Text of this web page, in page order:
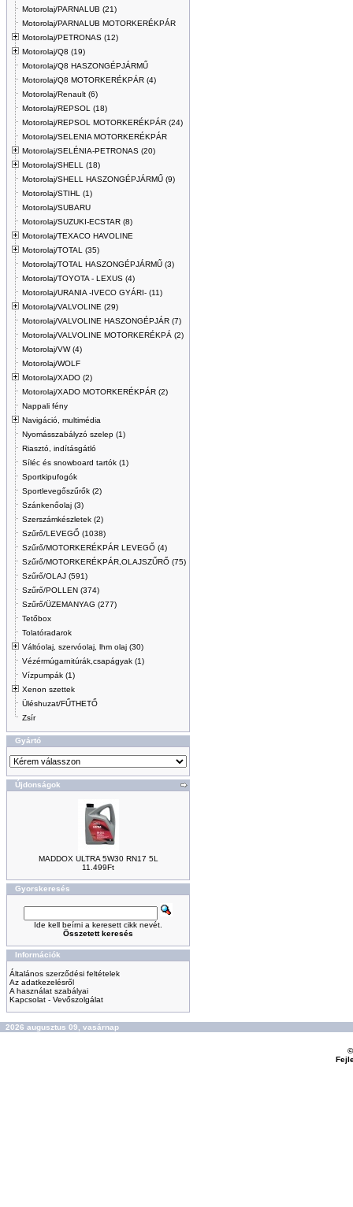
Motorolaj/PARNALUB (21)
Motorolaj/PARNALUB MOTORKERÉKPÁR
Motorolaj/PETRONAS (12)
Motorolaj/Q8 (19)
Motorolaj/Q8 HASZONGÉPJÁRMŰ
Motorolaj/Q8 MOTORKERÉKPÁR (4)
Motorolaj/Renault (6)
Motorolaj/REPSOL (18)
Motorolaj/REPSOL MOTORKERÉKPÁR (24)
Motorolaj/SELENIA MOTORKERÉKPÁR
Motorolaj/SELÉNIA-PETRONAS (20)
Motorolaj/SHELL (18)
Motorolaj/SHELL HASZONGÉPJÁRMŰ (9)
Motorolaj/STIHL (1)
Motorolaj/SUBARU
Motorolaj/SUZUKI-ECSTAR (8)
Motorolaj/TEXACO HAVOLINE
Motorolaj/TOTAL (35)
Motorolaj/TOTAL HASZONGÉPJÁRMŰ (3)
Motorolaj/TOYOTA - LEXUS (4)
Motorolaj/URANIA -IVECO GYÁRI- (11)
Motorolaj/VALVOLINE (29)
Motorolaj/VALVOLINE HASZONGÉPJÁR (7)
Motorolaj/VALVOLINE MOTORKERÉKPÁ (2)
Motorolaj/VW (4)
Motorolaj/WOLF
Motorolaj/XADO (2)
Motorolaj/XADO MOTORKERÉKPÁR (2)
Nappali fény
Navigáció, multimédia
Nyomásszabályzó szelep (1)
Riasztó, indításgátló
Síléc és snowboard tartók (1)
Sportkipufogók
Sportlevegőszűrők (2)
Szánkenőolaj (3)
Szerszámkészletek (2)
Szűrő/LEVEGŐ (1038)
Szűrő/MOTORKERÉKPÁR LEVEGŐ (4)
Szűrő/MOTORKERÉKPÁR,OLAJSZŰRŐ (75)
Szűrő/OLAJ (591)
Szűrő/POLLEN (374)
Szűrő/ÜZEMANYAG (277)
Tetőbox
Tolatóradarok
Váltóolaj, szervóolaj, lhm olaj (30)
Vézérmúgarnitúrák,csapágyak (1)
Vízpumpák (1)
Xenon szettek
Üléshuzat/FŰTHETŐ
Zsír
Gyártó
Újdonságok
MADDOX ULTRA 5W30 RN17 5L
11.499Ft
Gyorskeresés
Ide kell beírni a keresett cikk nevét.
Összetett keresés
Információk
Általános szerződési feltételek
Az adatkezelésről
A használat szabályai
Kapcsolat - Vevőszolgálat
2026 augusztus 09, vasárnap